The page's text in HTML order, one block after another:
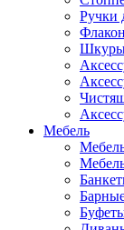
Ручки
Шкуры
Мебель